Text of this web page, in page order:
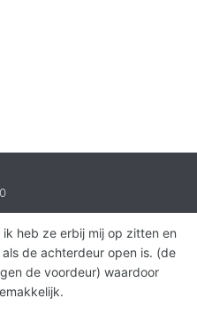
heb ze erbij mij op zitten en
de achterdeur open is. (de
de voordeur) waardoor